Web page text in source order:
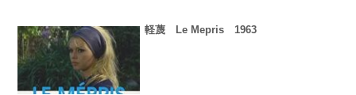
軽蔑 Le Mepris 1963